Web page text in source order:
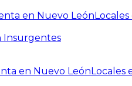
en Nuevo León
Insurgentes
en Nuevo LeónLocales